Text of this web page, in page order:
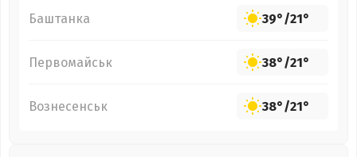
Баштанка 39°/21°
Первомайськ 38°/21°
Вознесенськ 38°/21°